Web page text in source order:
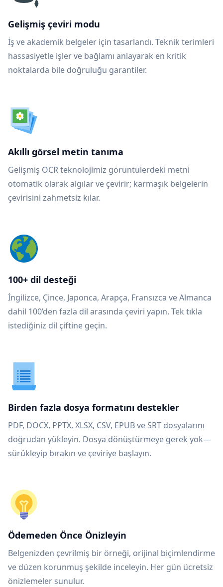
Gelişmiş çeviri modu
İş ve akademik belgeler için tasarlandı. Teknik terimleri
hassasiyetle işler ve bağlamı anlayarak en kritik
noktalarda bile doğruluğu garantiler.
Akıllı görsel metin tanıma
Gelişmiş OCR teknolojimiz görüntülerdeki metni
otomatik olarak algılar ve çevirir; karmaşık belgelerin
çevirisini zahmetsiz kılar.
100+ dil desteği
İngilizce, Çince, Japonca, Arapça, Fransızca ve Almanca
dahil 100’den fazla dil arasında çeviri yapın. Tek tıkla
istediğiniz dil çiftine geçin.
Birden fazla dosya formatını destekler
PDF, DOCX, PPTX, XLSX, CSV, EPUB ve SRT dosyalarını
doğrudan yükleyin. Dosya dönüştürmeye gerek yok—
sürükleyip bırakın ve çeviriye başlayın.
Ödemeden Önce Önizleyin
Belgenizden çevrilmiş bir örneği, orijinal biçimlendirme
ve düzen korunmuş şekilde inceleyin. Her gün ücretsiz
önizlemeler sunulur.